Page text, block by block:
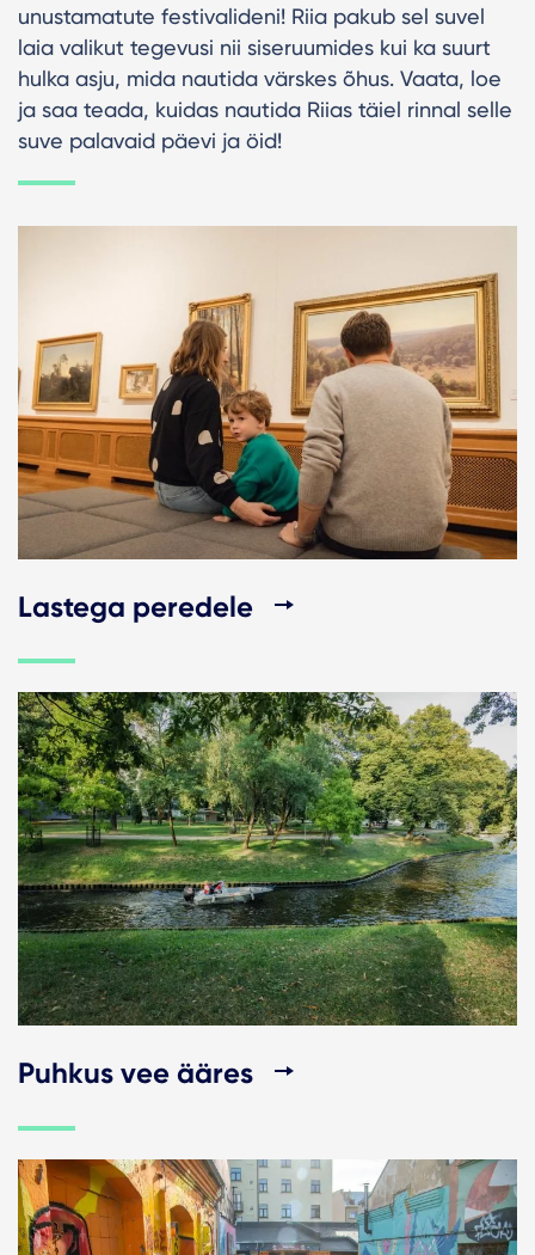
unustamatute festivalideni! Riia pakub sel suvel
laia valikut tegevusi nii siseruumides kui ka suurt
hulka asju, mida nautida värskes õhus. Vaata, loe
ja saa teada, kuidas nautida Riias täiel rinnal selle
suve palavaid päevi ja öid!
Lastega peredele
Puhkus vee ääres